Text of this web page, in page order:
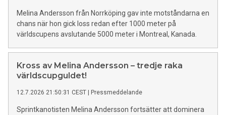
Melina Andersson från Norrköping gav inte motståndarna en
chans när hon gick loss redan efter 1000 meter på
världscupens avslutande 5000 meter i Montreal, Kanada.
Kross av Melina Andersson – tredje raka
världscupguldet!
12.7.2026 21:50:31 CEST | Pressmeddelande
Sprintkanotisten Melina Andersson fortsätter att dominera